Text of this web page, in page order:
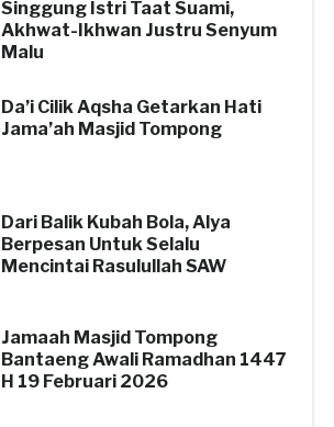
Singgung Istri Taat Suami,
Akhwat-Ikhwan Justru Senyum
Malu
Da’i Cilik Aqsha Getarkan Hati
Jama’ah Masjid Tompong
Dari Balik Kubah Bola, Alya
Berpesan Untuk Selalu
Mencintai Rasulullah SAW
Jamaah Masjid Tompong
Bantaeng Awali Ramadhan 1447
H 19 Februari 2026